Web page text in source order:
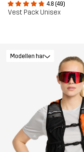
4.8 (49)
Vest Pack Unisex
Modellen har